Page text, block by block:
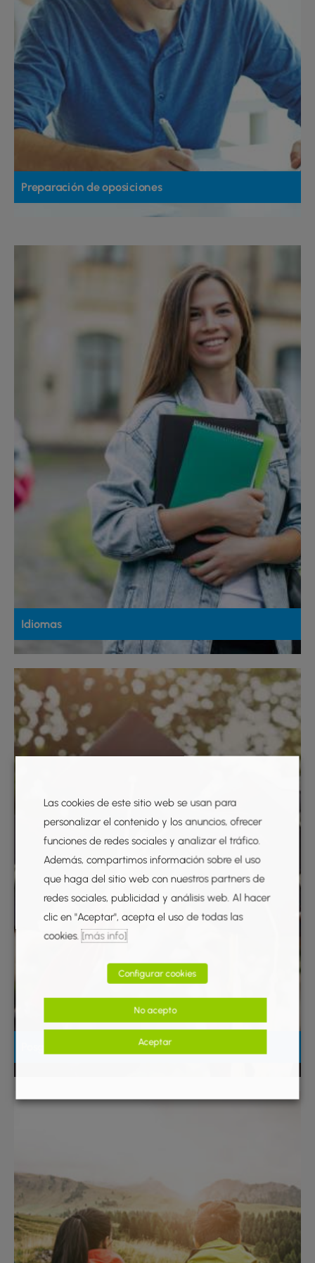
Preparación de oposiciones
Idiomas
Las cookies de este sitio web se usan para
personalizar el contenido y los anuncios, ofrecer
funciones de redes sociales y analizar el tráfico.
Además, compartimos información sobre el uso
que haga del sitio web con nuestros partners de
redes sociales, publicidad y análisis web. Al hacer
clic en "Aceptar", acepta el uso de todas las
cookies.[más info]
Configurar cookies
No acepto
Aceptar